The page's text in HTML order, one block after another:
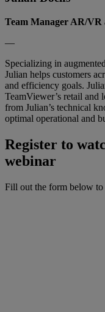
Team Manager AR/VR
—
Specializing in
Julian helps customers
and efficiency goals.
TeamViewer’s retail and
from Julian’s technical
optimal operational and
Register to
webinar
Fill out the form below to